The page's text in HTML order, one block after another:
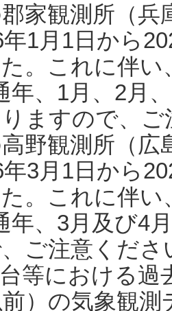
家観測所（
1月1日から
。これに伴い
年、1月、2月
ますので、
野観測所（
3月1日から
。これに伴い
年、3月及び4
ご注意くだ
等における過
前）の気象観